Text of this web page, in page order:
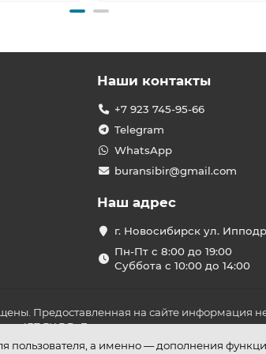
пользователя, а именно — дополнения
Наши контакты
+7 923 745-95-66
Telegram
WhatsApp
buransibir@gmail.com
Наш адрес
г. Новосибирск ул.
Пн-Пт с 8:00 до 19:00
Суббота с 10:00 до 14:00
Предоставленная на сайте информация
ГК РФ. До оплаты товара удостоверьтесь